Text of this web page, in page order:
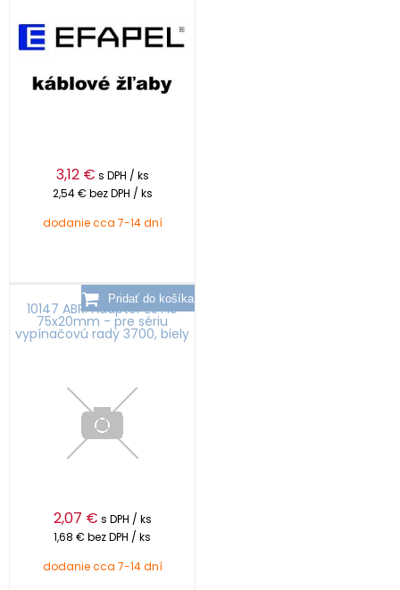
3,12 € s DPH / ks
2,54 € bez DPH / ks
dodanie cca 7-14 dní
10147 ABR: Adaptér EST10
75x20mm - pre sériu
vypínačovú rady 3700, biely
2,07 € s DPH / ks
1,68 € bez DPH / ks
dodanie cca 7-14 dní